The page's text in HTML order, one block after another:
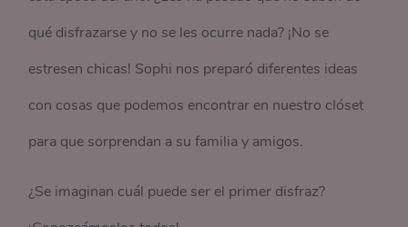
qué disfrazarse y no se les ocurre nada? ¡No se
estresen chicas! Sophi nos preparó diferentes ideas
con cosas que podemos encontrar en nuestro clóset
para que sorprendan a su familia y amigos.
¿Se imaginan cuál puede ser el primer disfraz?